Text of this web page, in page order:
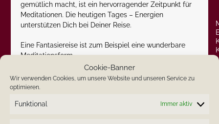
Cookie-Banner
Wir verwenden Cookies, um unsere Website und unseren Service zu
optimieren.
Funktional Immer aktiv
gemütlich macht, ist ein hervorragender Zeitpunkt für
Meditationen. Die heutigen Tages – Energien
unterstützen Dich bei Deiner Reise.
Eine Fantasiereise ist zum Beispiel eine wunderbare
Meditationsform.
Stelle Dir Deine ganz persönliche Welt vor. Was immer
Deiner Fantasie entspringt.
Ozeane, Delphine, eine Blumenwiese in einer herrlichen